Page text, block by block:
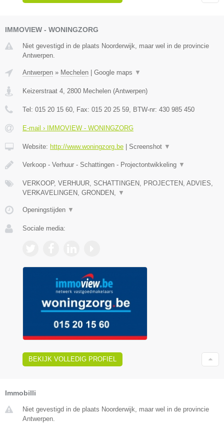
IMMOVIEW - WONINGZORG
Niet gevestigd in de plaats Noorderwijk, maar wel in de provincie
Antwerpen.
Antwerpen » Mechelen Google maps ▼
Keizerstraat 4, 2800 Mechelen (Antwerpen)
Tel: 015 20 15 60, Fax: 015 20 25 59, BTW-nr: 430 985 450
E-mail › IMMOVIEW - WONINGZORG
Website: http://www.woningzorg.be Screenshot ▼
Verkoop - Verhuur - Schattingen - Projectontwikkeling ▼
VERKOOP, VERHUUR, SCHATTINGEN, PROJECTEN, ADVIES,
VERKAVELINGEN, GRONDEN, ▼
Openingstijden ▼
Sociale media:
BEKIJK VOLLEDIG PROFIEL
Immobilli
Niet gevestigd in de plaats Noorderwijk, maar wel in de provincie
Antwerpen.